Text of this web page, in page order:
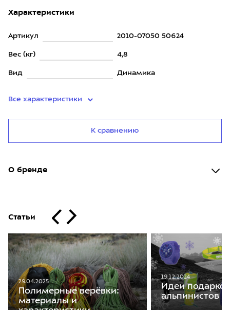
Характеристики
Артикул 2010-07050 50624
Вес (кг) 4,8
Вид Динамика
Все характеристики
К сравнению
О бренде
Статьи
29.04.2025
Полимерные верёвки:
материалы и
19.12.2024
Идеи
альпинистов